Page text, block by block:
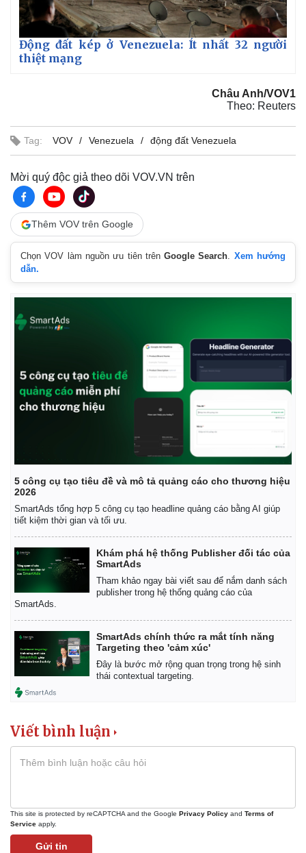
Động đất kép ở Venezuela: Ít nhất 32 người
thiệt mạng
Châu Anh/VOV1
Theo: Reuters
Tag: VOV Venezuela động đất Venezuela
Mời quý độc giả theo dõi VOV.VN trên
Thêm VOV trên Google
Chọn VOV làm nguồn ưu tiên trênGoogle Search. Xem hướng
dẫn.
5 công cụ tạo tiêu đề và mô tả quảng cáo cho thương hiệu
2026
SmartAds tổng hợp 5 công cụ tạo headline quảng cáo bằng AI giúp
tiết kiệm thời gian và tối ưu.
Khám phá hệ thống Publisher đối tác của
SmartAds
Tham khảo ngay bài viết sau để nắm danh sách
publisher trong hệ thống quảng cáo của
SmartAds.
SmartAds chính thức ra mắt tính năng
Targeting theo 'cảm xúc'
Đây là bước mở rộng quan trọng trong hệ sinh
thái contextual targeting.
Viết bình luận
This site is protected by reCAPTCHA and the Google Privacy Policy and Terms of
Service apply.
Gửi tin